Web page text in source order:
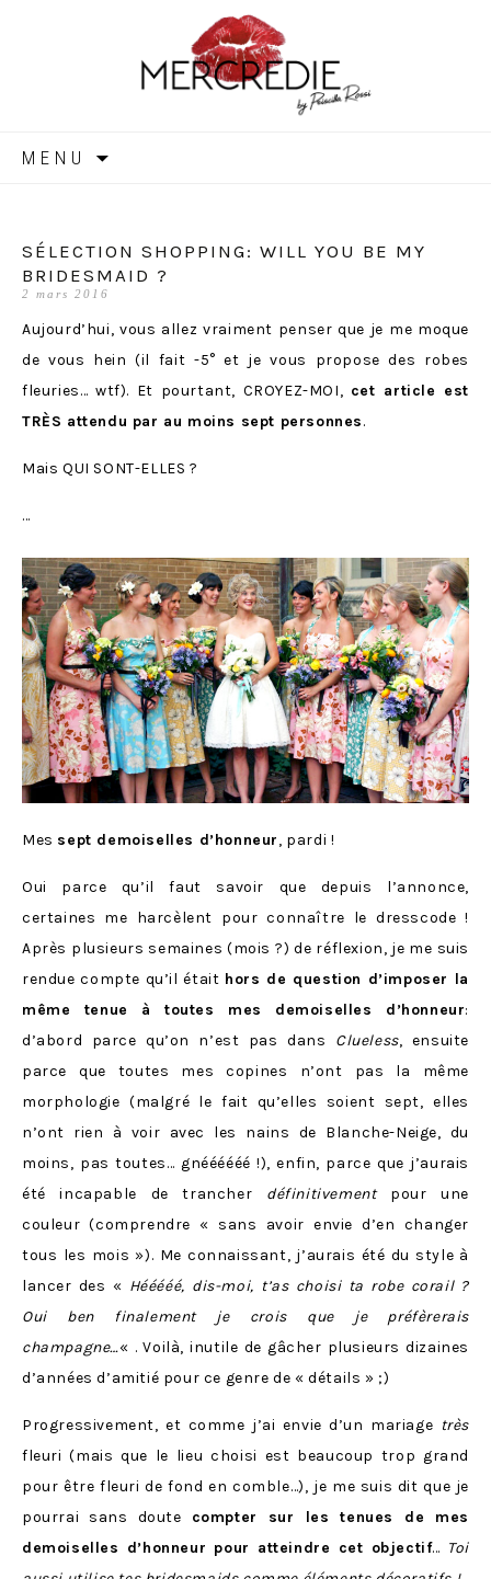
MERCREDIE
MENU
SÉLECTION SHOPPING: WILL YOU BE MY
BRIDESMAID ?
2 mars 2016
Aujourd’hui, vous allez vraiment penser que je me moque
de vous hein (il fait -5° et je vous propose des robes
fleuries… wtf). Et pourtant, CROYEZ-MOI, cet article est
TRÈS attendu par au moins sept personnes.
Mais QUI SONT-ELLES ?
…
Mes sept demoiselles d’honneur, pardi !
Oui parce qu’il faut savoir que depuis l’annonce,
certaines me harcèlent pour connaître le dresscode !
Après plusieurs semaines (mois ?) de réflexion, je me suis
rendue compte qu’il était hors de question d’imposer la
même tenue à toutes mes demoiselles d’honneur:
d’abord parce qu’on n’est pas dans Clueless, ensuite
parce que toutes mes copines n’ont pas la même
morphologie (malgré le fait qu’elles soient sept, elles
n’ont rien à voir avec les nains de Blanche-Neige, du
moins, pas toutes… gnéééééé !), enfin, parce que j’aurais
été incapable de trancher définitivementpour une
couleur (comprendre « sans avoir envie d’en changer
tous les mois »). Me connaissant, j’aurais été du style à
lancer des « Hééééé, dis-moi, t’as choisi ta robe corail ?
Oui ben finalement je crois que je préfèrerais
champagne…« . Voilà, inutile de gâcher plusieurs dizaines
d’années d’amitié pour ce genre de « détails » ;)
Progressivement, et comme j’ai envie d’un mariage très
fleuri (mais que le lieu choisi est beaucoup trop grand
pour être fleuri de fond en comble…), je me suis dit que je
pourrai sans doute compter sur les tenues de mes
demoiselles d’honneur pour atteindre cet objectif… Toi